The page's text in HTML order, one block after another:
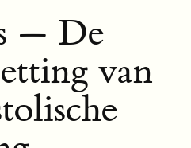
— De
van